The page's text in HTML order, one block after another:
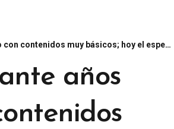
hoy el espectador colombiano está pidiendo otra cosa”
años